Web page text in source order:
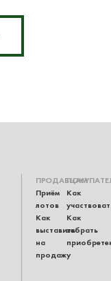
ПРОДАВЦАМ
Приём
лотов
Как
выставить
на
продажу
Как
Как
забрать